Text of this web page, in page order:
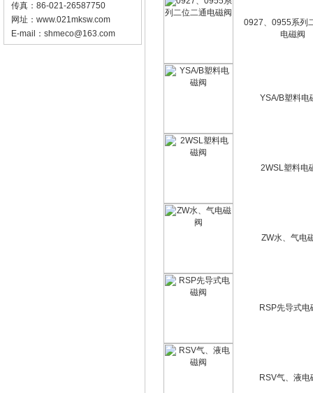
传真：86-021-26587750
网址： www.021mksw.com
E-mail： shmeco@163.com
0927、0955系列
电磁阀
YSA/B塑料电
2WSL塑料电
ZW水、气电
RSP先导式电
RSV气、液电